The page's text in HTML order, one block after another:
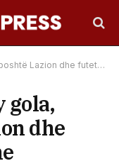
dhe futet në top katërshe
gola,
dhe